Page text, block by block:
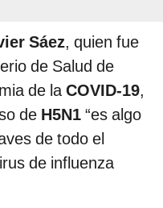
Sáez, quien fue
de Salud de
de la COVID-19,
de H5N1 “es algo
de todo el
de influenza